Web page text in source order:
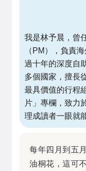
我是林予晨，曾
（PM），負責
過十年的深度自
多個國家，擅長
最具價值的行程
片」專欄，致力
理成讀者一眼就
每年四月到五
油桐花，這可